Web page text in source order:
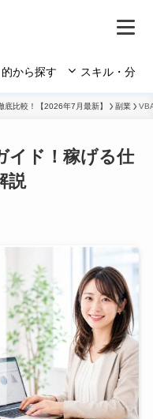
的から探す スキル・分野
比較！【2026年7月最新】 副業
イド！稼げる仕
説